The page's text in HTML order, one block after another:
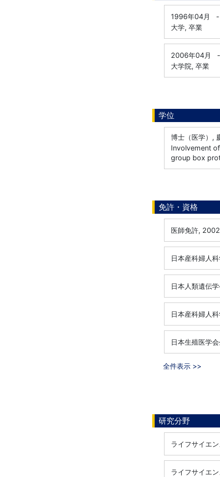
1996年04月
-
大学, 卒業
2006年04月
-
大学院, 卒業
学位
博士（医学）,
Involvement
group box
免許・資格
医師免許,
日本産科婦人
日本人類遺伝
日本産科婦人
日本生殖医学
全件表示 >>
研究分野
ライフサイエ
ライフサイエ